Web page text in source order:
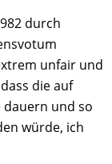
durch
unfair und
die auf
dauern und so
würde, ich